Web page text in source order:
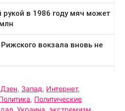
Дзен, Запад, Интернет,
, Политические
Украина экстремизм